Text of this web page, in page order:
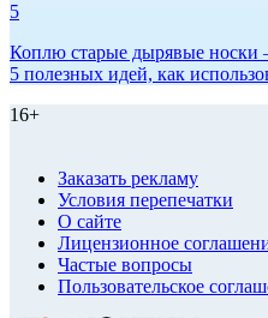
5
Коплю старые дырявые носки
5 полезных идей, как
16+
Заказать рекламу
Условия перепечатки
О сайте
Лицензионное
Частые вопросы
Пользовательское